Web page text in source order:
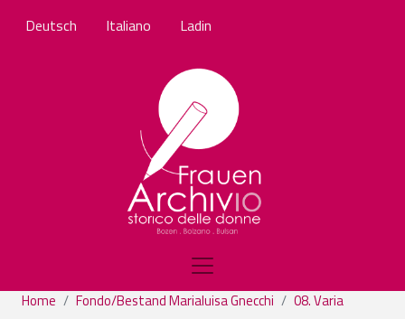
Deutsch Italiano Ladin
Home Fondo/Bestand Marialuisa Gnecchi 08. Varia